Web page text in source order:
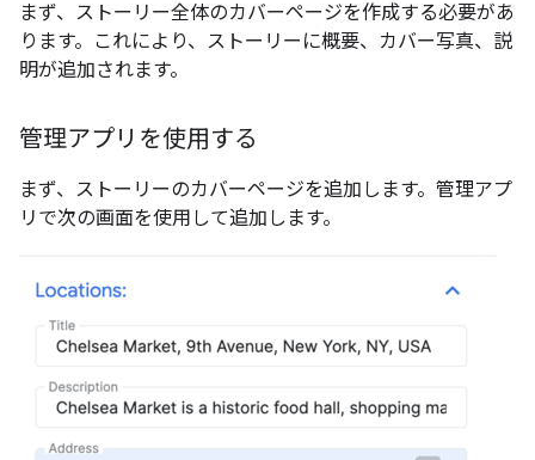
まず、ストーリー全体のカバーページを作成する必要があ
ります。これにより、ストーリーに概要、カバー写真、説
明が追加されます。
管理アプリを使用する
まず、ストーリーのカバーページを追加します。管理アプ
リで次の画面を使用して追加します。